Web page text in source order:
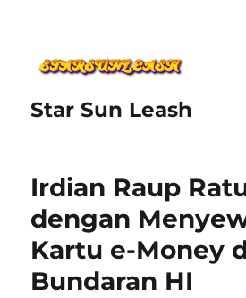
Star Sun Leash
Irdian Raup
dengan
Kartu e-Money
Bundaran HI